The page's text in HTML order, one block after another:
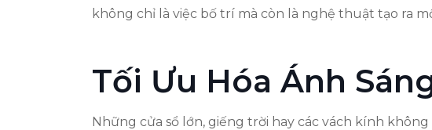
không chỉ là việc bố trí mà còn là nghệ thuật tạo ra
Tối Ưu Hóa Ánh
Những cửa sổ lớn, giếng trời hay các vách kính